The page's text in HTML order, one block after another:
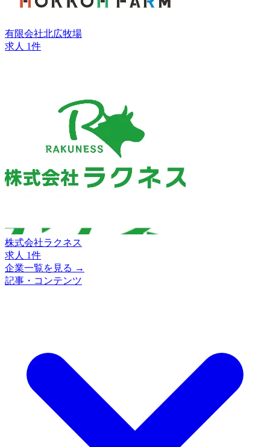
有限会社北広牧場
求人 1件
株式会社ラクネス
求人 1件
企業一覧を見る →
記事・コンテンツ